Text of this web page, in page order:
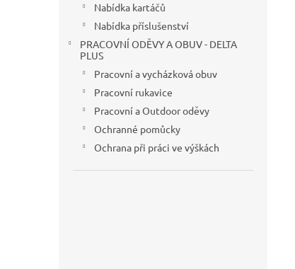
Nabídka kartáčů
Nabídka příslušenství
PRACOVNÍ ODĚVY A OBUV - DELTA
PLUS
Pracovní a vycházková obuv
Pracovní rukavice
Pracovní a Outdoor oděvy
Ochranné pomůcky
Ochrana při práci ve výškách